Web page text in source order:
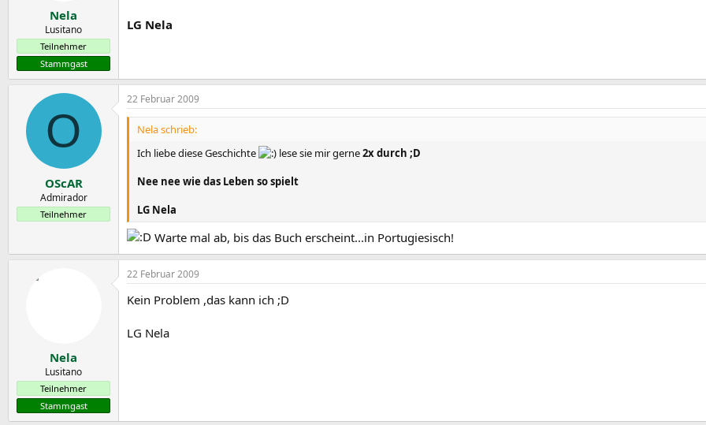
Nela
Lusitano
Teilnehmer
Stammgast
LG Nela
O
OScAR
Admirador
Teilnehmer
22 Februar 2009
Nela schrieb:
Ich liebe diese Geschichte
lese sie mir gerne2xdurch ;D
Nee nee wie das Leben so spielt
LG Nela
Warte mal ab, bis das Buch erscheint...in Portugiesisch!
Nela
Lusitano
Teilnehmer
Stammgast
22 Februar 2009
Kein Problem ,das kann ich ;D
LG Nela